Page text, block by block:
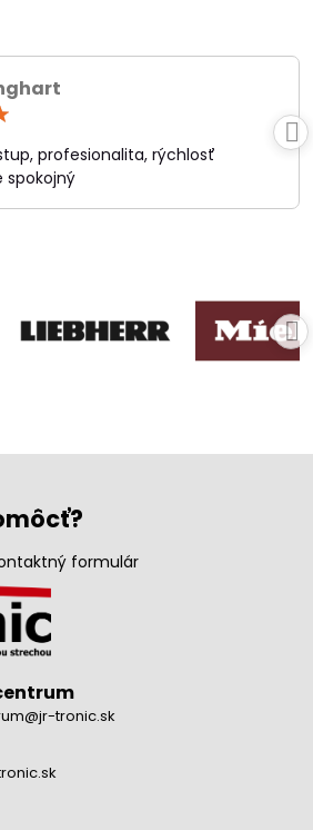
/
5
profesionalita, rýchlosť
spokojný
formulár
tronic.sk